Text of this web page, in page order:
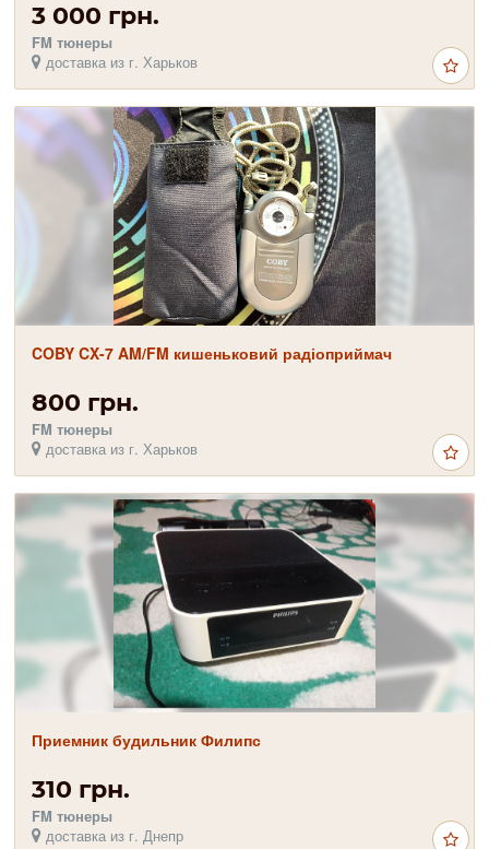
3 000 грн.
FM тюнеры
доставка из г. Харьков
COBY CX-7 AM/FM кишеньковий радіоприймач
800 грн.
FM тюнеры
доставка из г. Харьков
Приемник будильник Филипс
310 грн.
FM тюнеры
доставка из г. Днепр